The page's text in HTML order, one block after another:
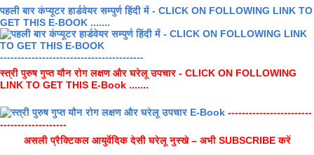
पहली बार कंप्यूटर हार्डवेयर सम्पुर्ण हिंदी में - CLICK ON FOLLOWING LINK TO
GET THIS E-BOOK .......
-----------------------------------------
स्त्री पुरुष गुप्त यौन रोग लक्षण और घरेलू उपचार - CLICK ON FOLLOWING
LINK TO GET THIS E-Book .......
------------------------
-------------------
असली प्रैक्टिकल आयुर्वेदिक देसी घरेलू नुस्खे – अभी SUBSCRIBE करें